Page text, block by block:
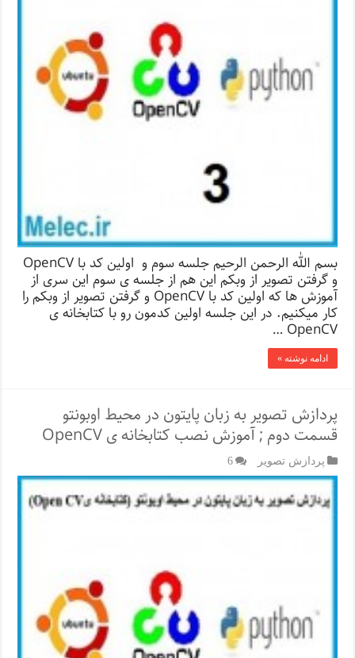
بسم الله الرحمن الرحیم جلسه سوم و اولین کد با OpenCV
و گرفتن تصویر از وبکم این هم از جلسه ی سوم این سری از
آموزش ها که اولین کد با OpenCV و گرفتن تصویر از وبکم را
کار میکنیم. در این جلسه اولین کدمون رو با کتابخانه ی
OpenCV …
ادامه نوشته »
پردازش تصویر به زبان پایتون در محیط اوبونتو
قسمت دوم ; آموزش نصب کتابخانه ی OpenCV
پردازش تصویر 6